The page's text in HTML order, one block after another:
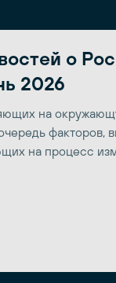
о
2026
на
факторов,
на процесс